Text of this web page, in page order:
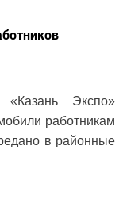
Экспо»
работникам
в районные